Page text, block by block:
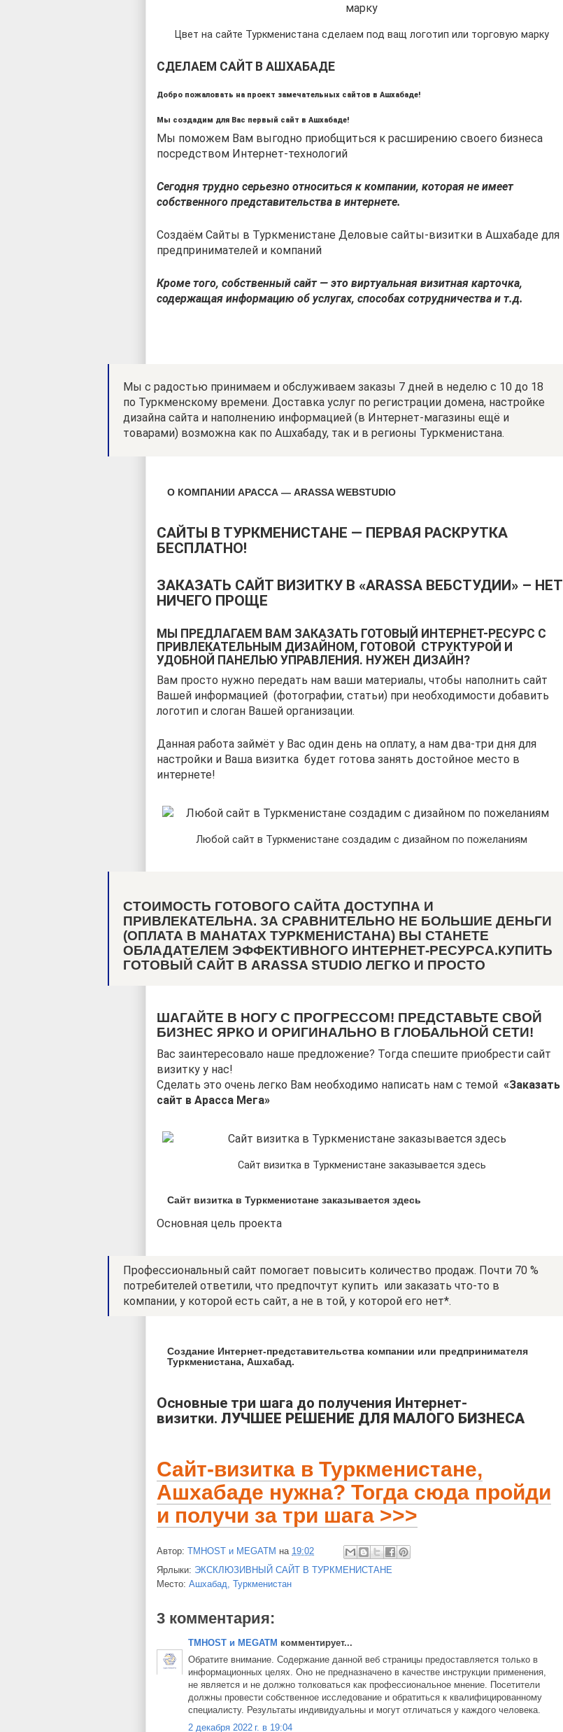
Цвет на сайте Туркменистана сделаем под ващ логотип или торговую марку
СДЕЛАЕМ САЙТ В АШХАБАДЕ
Добро пожаловать на проект замечательных сайтов в Ашхабаде!
Мы создадим для Вас первый сайт в Ашхабаде!
Мы поможем Вам выгодно приобщиться к расширению своего бизнеса
посредством Интернет-технологий
Сегодня трудно серьезно относиться к компании, которая не имеет
собственного представительства в интернете.
Создаём Сайты в Туркменистане Деловые сайты-визитки в Ашхабаде для
предпринимателей и компаний
Кроме того, собственный сайт — это виртуальная визитная карточка,
содержащая информацию об услугах, способах сотрудничества и т.д.
Мы с радостью принимаем и обслуживаем заказы 7 дней в неделю с 10 до 18
по Туркменскому времени. Доставка услуг по регистрации домена, настройке
дизайна сайта и наполнению информацией (в Интернет-магазины ещё и
товарами) возможна как по Ашхабаду, так и в регионы Туркменистана.
О КОМПАНИИ АРАССА — ARASSA WEBSTUDIO
САЙТЫ В ТУРКМЕНИСТАНЕ — ПЕРВАЯ РАСКРУТКА
БЕСПЛАТНО!
ЗАКАЗАТЬ САЙТ ВИЗИТКУ В «ARASSA ВЕБСТУДИИ» – НЕТ
НИЧЕГО ПРОЩЕ
МЫ ПРЕДЛАГАЕМ ВАМ ЗАКАЗАТЬ ГОТОВЫЙ ИНТЕРНЕТ-РЕСУРС С
ПРИВЛЕКАТЕЛЬНЫМ ДИЗАЙНОМ, ГОТОВОЙ СТРУКТУРОЙ И
УДОБНОЙ ПАНЕЛЬЮ УПРАВЛЕНИЯ. НУЖЕН ДИЗАЙН?
Вам просто нужно передать нам ваши материалы, чтобы наполнить сайт
Вашей информацией (фотографии, статьи) при необходимости добавить
логотип и слоган Вашей организации.
Данная работа займёт у Вас один день на оплату, а нам два-три дня для
настройки и Ваша визитка будет готова занять достойное место в
интернете!
Любой сайт в Туркменистане создадим с дизайном по пожеланиям
СТОИМОСТЬ ГОТОВОГО САЙТА ДОСТУПНА И
ПРИВЛЕКАТЕЛЬНА. ЗА СРАВНИТЕЛЬНО НЕ БОЛЬШИЕ ДЕНЬГИ
(ОПЛАТА В МАНАТАХ ТУРКМЕНИСТАНА) ВЫ СТАНЕТЕ
ОБЛАДАТЕЛЕМ ЭФФЕКТИВНОГО ИНТЕРНЕТ-РЕСУРСА.КУПИТЬ
ГОТОВЫЙ САЙТ В ARASSA STUDIO ЛЕГКО И ПРОСТО
ШАГАЙТЕ В НОГУ С ПРОГРЕССОМ! ПРЕДСТАВЬТЕ СВОЙ
БИЗНЕС ЯРКО И ОРИГИНАЛЬНО В ГЛОБАЛЬНОЙ СЕТИ!
Вас заинтересовало наше предложение? Тогда спешите приобрести сайт
визитку у нас!
Сделать это очень легко Вам необходимо написать нам с темой «Заказать
сайт в Арасса Мега»
Сайт визитка в Туркменистане заказывается здесь
Сайт визитка в Туркменистане заказывается здесь
Основная цель проекта
Профессиональный сайт помогает повысить количество продаж. Почти 70 %
потребителей ответили, что предпочтут купить или заказать что-то в
компании, у которой есть сайт, а не в той, у которой его нет*.
Создание Интернет-представительства компании или предпринимателя
Туркменистана, Ашхабад.
Основные три шага до получения Интернет-
визитки. ЛУЧШЕЕ РЕШЕНИЕ ДЛЯ МАЛОГО БИЗНЕСА
Сайт-визитка в Туркменистане,
Ашхабаде нужна? Тогда сюда пройди
и получи за три шага >>>
Автор: TMHOST и MEGATM на 19:02
Ярлыки: ЭКСКЛЮЗИВНЫЙ САЙТ В ТУРКМЕНИСТАНЕ
Место: Ашхабад, Туркменистан
3 комментария:
TMHOST и MEGATM комментирует...
Обратите внимание. Содержание данной веб страницы предоставляется только в
информационных целях. Оно не предназначено в качестве инструкции применения,
не является и не должно толковаться как профессиональное мнение. Посетители
должны провести собственное исследование и обратиться к квалифицированному
специалисту. Результаты индивидуальны и могут отличаться у каждого человека.
2 декабря 2022 г. в 19:04